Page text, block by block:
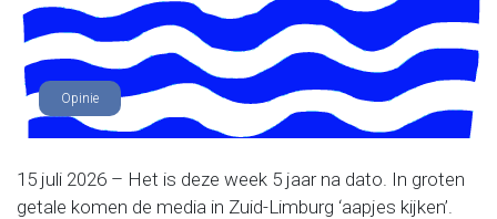
Opinie
15 juli 2026 – Het is deze week 5 jaar na dato. In groten
getale komen de media in Zuid-Limburg ‘aapjes kijken’.